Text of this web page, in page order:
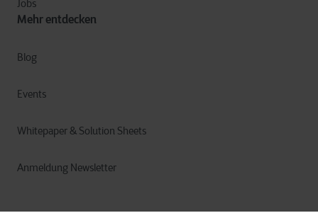
Jobs
Mehr entdecken
Blog
Events
Whitepaper & Solution Sheets
Anmeldung Newsletter